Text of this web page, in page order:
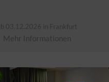
ab 03.12.2026 in Frankfurt
Mehr Informationen